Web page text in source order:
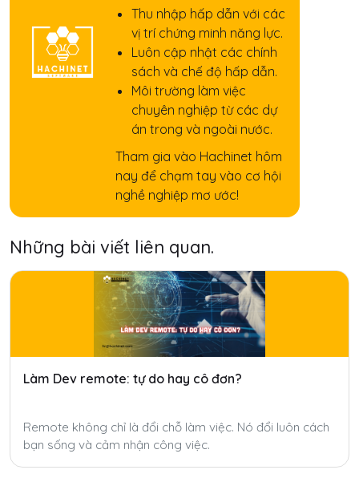
Thu nhập hấp dẫn với các
vị trí chứng minh năng lực.
Luôn cập nhật các chính
sách và chế độ hấp dẫn.
Môi trường làm việc
chuyên nghiệp từ các dự
án trong và ngoài nước.
Tham gia vào Hachinet hôm
nay để chạm tay vào cơ hội
nghề nghiệp mơ ước!
Những bài viết liên quan.
Làm Dev remote: tự do hay cô đơn?
Remote không chỉ là đổi chỗ làm việc. Nó đổi luôn cách
bạn sống và cảm nhận công việc.